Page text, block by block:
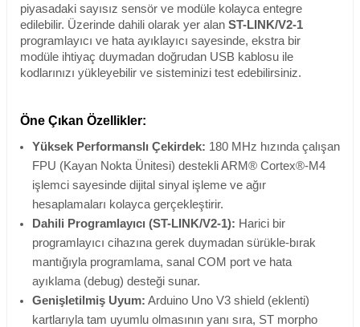
piyasadaki sayısız sensör ve modüle kolayca entegre
edilebilir. Üzerinde dahili olarak yer alan ST-LINK/V2-1
programlayıcı ve hata ayıklayıcı sayesinde, ekstra bir
modüle ihtiyaç duymadan doğrudan USB kablosu ile
kodlarınızı yükleyebilir ve sisteminizi test edebilirsiniz.
Öne Çıkan Özellikler:
Yüksek Performanslı Çekirdek: 180 MHz hızında çalışan
FPU (Kayan Nokta Ünitesi) destekli ARM® Cortex®-M4
işlemci sayesinde dijital sinyal işleme ve ağır
hesaplamaları kolayca gerçekleştirir.
Dahili Programlayıcı (ST-LINK/V2-1): Harici bir
programlayıcı cihazına gerek duymadan sürükle-bırak
mantığıyla programlama, sanal COM port ve hata
ayıklama (debug) desteği sunar.
Genişletilmiş Uyum: Arduino Uno V3 shield (eklenti)
kartlarıyla tam uyumlu olmasının yanı sıra, ST morpho